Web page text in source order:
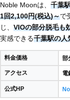
Noble Moonは、 千葉
1回2,100円(税込)～で
じ、 VIOの部分脱毛も
実感できる千葉駅の人
料金価格 部
アクセス 電
公式HP